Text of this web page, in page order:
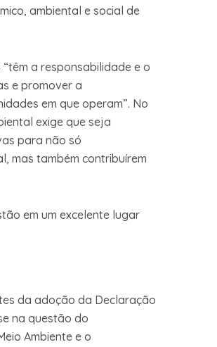
ambiental e social de
a responsabilidade e o
e promover a
em que operam”. No
exige que seja
para não só
mas também contribuírem
em um excelente lugar
da adoção da Declaração
na questão do
Ambiente e o